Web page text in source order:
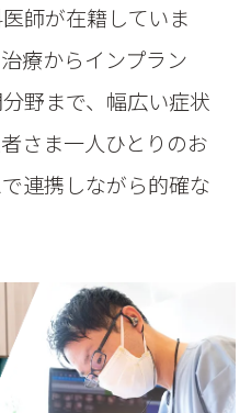
師が在籍していま
療からインプラン
野まで、幅広い症状
さま一人ひとりのお
連携しながら的確な